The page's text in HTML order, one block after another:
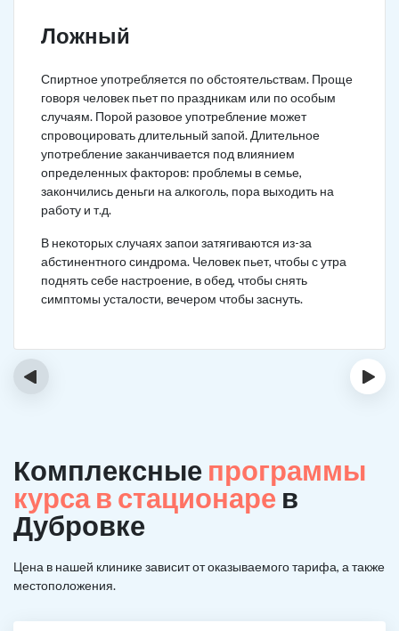
Ложный
Спиртное употребляется по обстоятельствам. Проще
говоря человек пьет по праздникам или по особым
случаям. Порой разовое употребление может
спровоцировать длительный запой. Длительное
употребление заканчивается под влиянием
определенных факторов: проблемы в семье,
закончились деньги на алкоголь, пора выходить на
работу и т.д.
В некоторых случаях запои затягиваются из-за
абстинентного синдрома. Человек пьет, чтобы с утра
поднять себе настроение, в обед, чтобы снять
симптомы усталости, вечером чтобы заснуть.
‹ ›
Комплексные программы
курса в стационаре в
Дубровке
Цена в нашей клинике зависит от оказываемого тарифа, а также
местоположения.